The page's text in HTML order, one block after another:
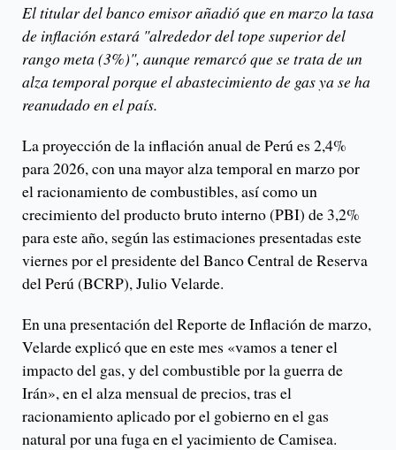
El titular del banco emisor añadió que en marzo la tasa
de inflación estará "alrededor del tope superior del
rango meta (3%)", aunque remarcó que se trata de un
alza temporal porque el abastecimiento de gas ya se ha
reanudado en el país.
La proyección de la inflación anual de Perú es 2,4%
para 2026, con una mayor alza temporal en marzo por
el racionamiento de combustibles, así como un
crecimiento del producto bruto interno (PBI) de 3,2%
para este año, según las estimaciones presentadas este
viernes por el presidente del Banco Central de Reserva
del Perú (BCRP), Julio Velarde.
En una presentación del Reporte de Inflación de marzo,
Velarde explicó que en este mes «vamos a tener el
impacto del gas, y del combustible por la guerra de
Irán», en el alza mensual de precios, tras el
racionamiento aplicado por el gobierno en el gas
natural por una fuga en el yacimiento de Camisea.